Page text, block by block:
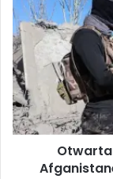
t
w
a
r
t
a
w
o